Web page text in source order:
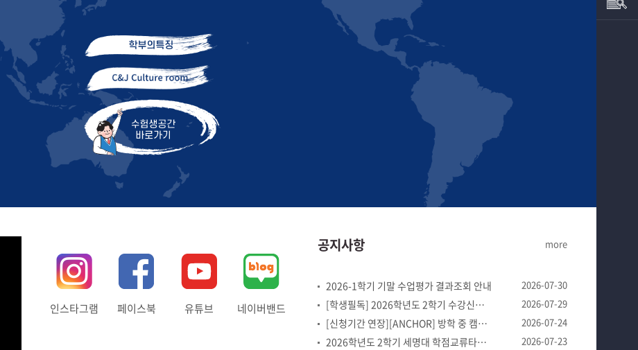
인스타그램 페이스북 유튜브 네이버밴드
공지사항
2026-1학기 기말 수업평가 결과조회 안내 2026-07-30
[학생필독] 2026학년도 2학기 수강신청 장바구니 제도 안내 2026-07-29
[신청기간 연장][ANCHOR] 방학 중 캠퍼스 생활연구소 '여... 2026-07-24
2026학년도 2학기 세명대 학점교류타대학 학생을 위한 개설강좌... 2026-07-23
more